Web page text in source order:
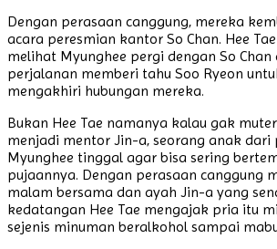
Dengan perasaan canggung, mereka
acara peresmian kantor So Chan. Hee
melihat Myunghee pergi dengan So Chan
perjalanan memberi tahu Soo Ryeon
mengakhiri hubungan mereka.
Bukan Hee Tae namanya kalau gak
menjadi mentor Jin-a, seorang anak
Myunghee tinggal agar bisa sering
pujaannya. Dengan perasaan canggung
malam bersama dan ayah Jin-a yang
kedatangan Hee Tae mengajak pria itu
sejenis minuman beralkohol sampai